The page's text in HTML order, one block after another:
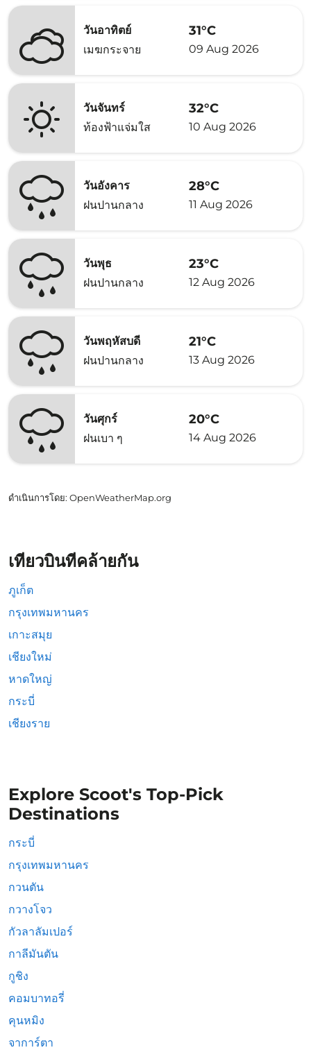
วันอาทิตย์
เมฆกระจาย
31°C
09 Aug 2026
วันจันทร์
ท้องฟ้าแจ่มใส
32°C
10 Aug 2026
วันอังคาร
ฝนปานกลาง
28°C
11 Aug 2026
วันพุธ
ฝนปานกลาง
23°C
12 Aug 2026
วันพฤหัสบดี
ฝนปานกลาง
21°C
13 Aug 2026
วันศุกร์
ฝนเบา ๆ
20°C
14 Aug 2026
ดำเนินการโดย: OpenWeatherMap.org
เที่ยวบินที่คล้ายกัน
ภูเก็ต
กรุงเทพมหานคร
เกาะสมุย
เชียงใหม่
หาดใหญ่
กระบี่
เชียงราย
Explore Scoot's Top-Pick
Destinations
กระบี่
กรุงเทพมหานคร
กวนตัน
กวางโจว
กัวลาลัมเปอร์
กาลีมันตัน
กูชิง
คอมบาทอรี่
คุนหมิง
จาการ์ตา